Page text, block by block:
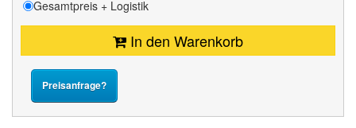
Gesamtpreis + Logistik
In den Warenkorb
Preisanfrage?